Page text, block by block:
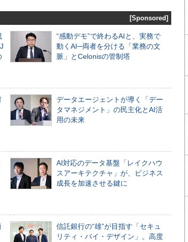
[Sponsored]
“感動デモ”で終わるAIと、実務で
動くAI─両者を分ける「業務の文
脈」とCelonisの管制塔
データエージェントが導く「デー
タマネジメント」の民主化とAI活
用の未来
AI対応のデータ基盤「レイクハウ
スアーキテクチャ」が、ビジネス
成長を加速させる鍵に
信託銀行の“雄”が目指す「セキュ
リティ・バイ・デザイン」。高度